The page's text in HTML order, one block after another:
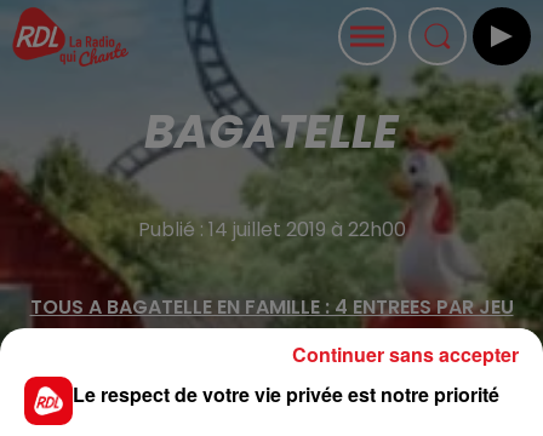
BAGATELLE
Publié : 14 juillet 2019 à 22h00
TOUS A BAGATELLE EN FAMILLE : 4 ENTREES PAR JEU
GRATUIT
Venez Affrontez le Silver Wing, les manèges pour les
plus petits et les grands ! Bagatelle à Merlimont : 4
Le respect de votre vie privée est notre priorité
Continuer sans accepter